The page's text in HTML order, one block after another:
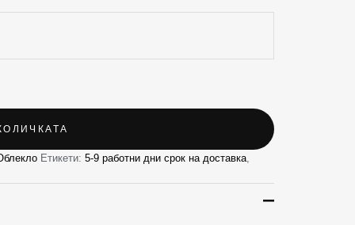
Етикети: 5-9 работни дни срок на доставка,